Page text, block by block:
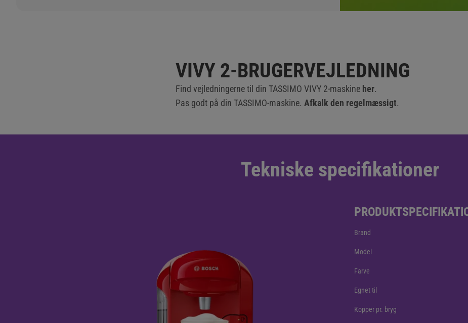
VIVY 2-BRUGERVEJLEDNING
Find vejledningerne til din TASSIMO VIVY 2-maskine her.
Pas godt på din TASSIMO-maskine. Afkalk den regelmæssigt.
Tekniske specifikationer
Brand
Model
Farve
Egnet til
Kopper pr. bryg